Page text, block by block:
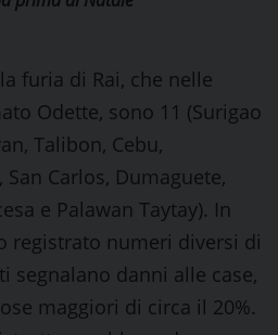
furia di Rai, che nelle
Odette, sono 11 (Surigao
Talibon, Cebu,
Carlos, Dumaguete,
e Palawan Taytay). In
registrato numeri diversi di
segnalano danni alle case,
maggiori di circa il 20%.